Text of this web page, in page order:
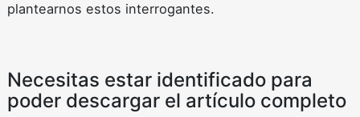
plantearnos estos interrogantes.
Necesitas estar identificado para
poder descargar el artículo completo